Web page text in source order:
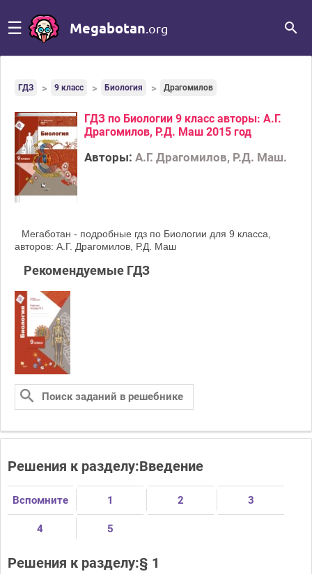
☰ Megabotan .org
ГДЗ 9 класс Биология Драгомилов
ГДЗ по Биологии 9 класс авторы: А.Г.
Драгомилов, Р.Д. Маш 2015 год
Авторы: А.Г. Драгомилов, Р.Д. Маш.
Мегаботан - подробные гдз по Биологии для 9 класса,
авторов: А.Г. Драгомилов, Р.Д. Маш
Рекомендуемые ГДЗ
Решения к разделу:Введение
Вспомните 1 2 3
4 5
Решения к разделу:§ 1